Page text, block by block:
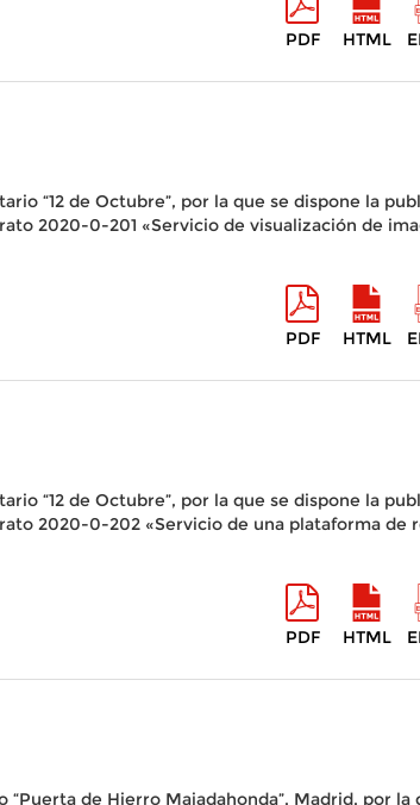
PDF HTML
“12 de Octubre”, por la que se dispone la
2020-0-201 «Servicio de visualización de
PDF HTML
“12 de Octubre”, por la que se dispone la
2020-0-202 «Servicio de una plataforma de
PDF HTML
de Hierro Majadahonda”, Madrid, por la